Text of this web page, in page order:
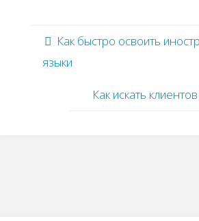
Как быстро освоить
языки
Как искать